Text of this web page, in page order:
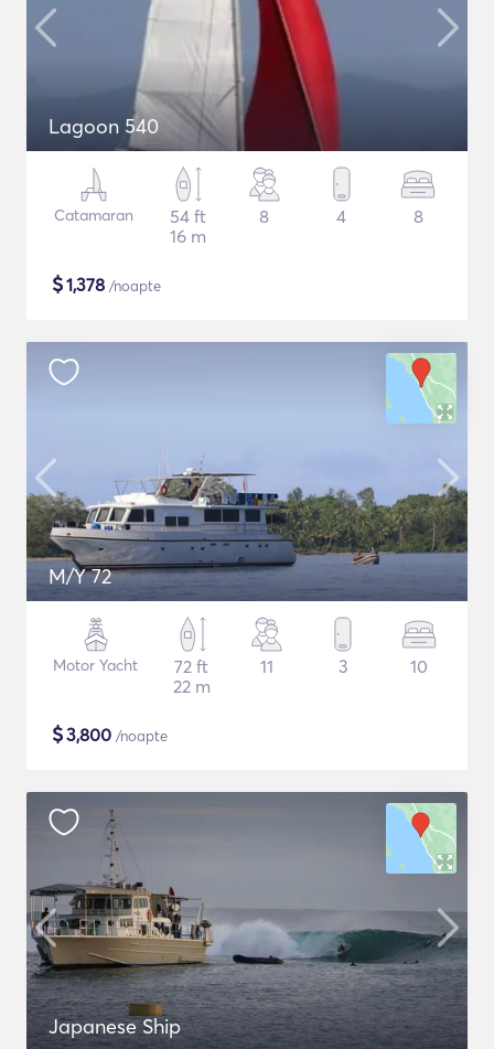
Lagoon 540
Catamaran
54 ft
16 m
8 4 8
$1,378 /noapte
M/Y 72
Motor Yacht
72 ft
22 m
11 3 10
$3,800 /noapte
Japanese Ship